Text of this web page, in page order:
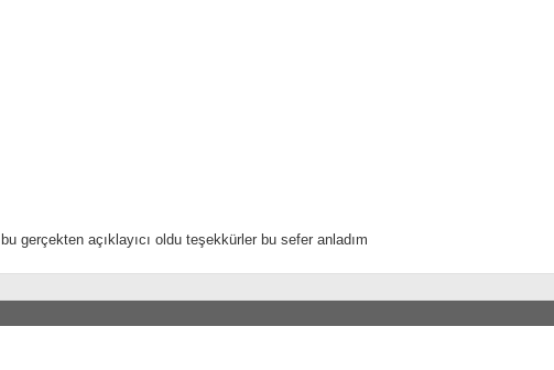
bu gerçekten açıklayıcı oldu teşekkürler bu sefer anladım